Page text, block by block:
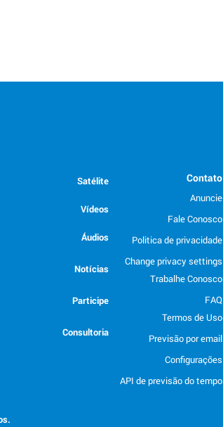
Contato
Anuncie
Fale Conosco
Politica de privacidade
Change privacy settings
Trabalhe Conosco
FAQ
Termos de Uso
Previsão por email
Configurações
API de previsão do tempo
Satélite
Vídeos
Áudios
Notícias
Participe
Consultoria